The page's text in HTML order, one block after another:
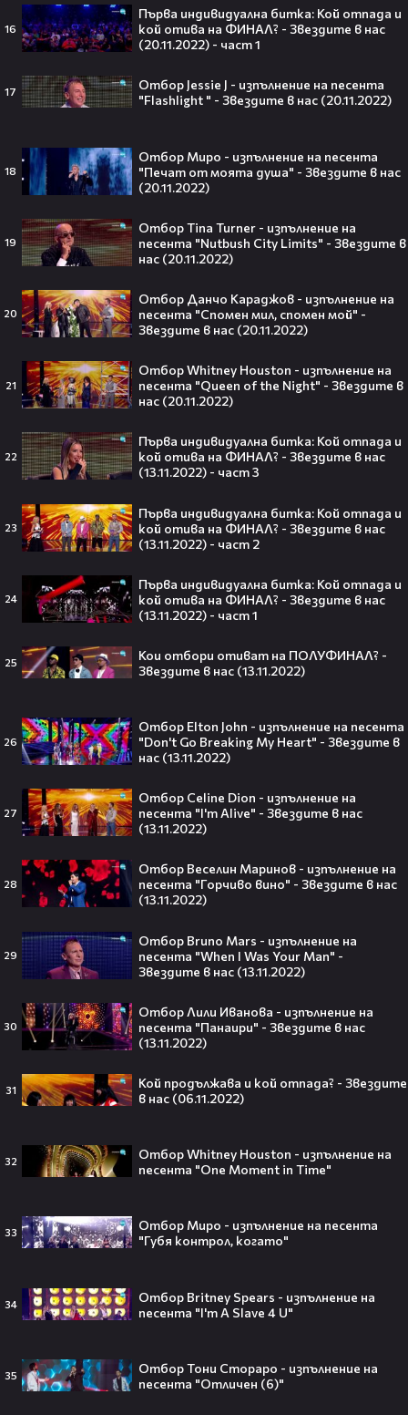
16
Първа индивидуална битка: Кой отпада и
кой отива на ФИНАЛ? - Звездите в нас
(20.11.2022) - част 1
17
Отбор Jessie J - изпълнение на песента
"Flashlight " - Звездите в нас (20.11.2022)
18
Отбор Миро - изпълнение на песента
"Печат от моята душа" - Звездите в нас
(20.11.2022)
19
Отбор Tina Turner - изпълнение на
песента "Nutbush City Limits" - Звездите в
нас (20.11.2022)
20
Отбор Данчо Караджов - изпълнение на
песента "Спомен мил, спомен мой" -
Звездите в нас (20.11.2022)
21
Отбор Whitney Houston - изпълнение на
песента "Queen of the Night" - Звездите в
нас (20.11.2022)
22
Първа индивидуална битка: Кой отпада и
кой отива на ФИНАЛ? - Звездите в нас
(13.11.2022) - част 3
23
Първа индивидуална битка: Кой отпада и
кой отива на ФИНАЛ? - Звездите в нас
(13.11.2022) - част 2
24
Първа индивидуална битка: Кой отпада и
кой отива на ФИНАЛ? - Звездите в нас
(13.11.2022) - част 1
25
Кои отбори отиват на ПОЛУФИНАЛ? -
Звездите в нас (13.11.2022)
26
Отбор Elton John - изпълнение на песента
"Don't Go Breaking My Heart" - Звездите в
нас (13.11.2022)
27
Отбор Celine Dion - изпълнение на
песента "I'm Alive" - Звездите в нас
(13.11.2022)
28
Отбор Веселин Маринов - изпълнение на
песента "Горчиво вино" - Звездите в нас
(13.11.2022)
29
Отбор Bruno Mars - изпълнение на
песента "When I Was Your Man" -
Звездите в нас (13.11.2022)
30
Отбор Лили Иванова - изпълнение на
песента "Панаири" - Звездите в нас
(13.11.2022)
31
Кой продължава и кой отпада? - Звездите
в нас (06.11.2022)
32
Отбор Whitney Houston - изпълнение на
песента "One Moment in Time"
33
Отбор Миро - изпълнение на песента
"Губя контрол, когато"
34
Отбор Britney Spears - изпълнение на
песента "I'm A Slave 4 U"
35
Отбор Тони Стораро - изпълнение на
песента "Отличен (6)"
„Спайдър-мен: Нов ден“ буквално
взриви кината у нас – ето защо
След Брадли Купър, Ирина Шейк
отново е влюбена? Новият мъж
до супермодела разпали лавина от
затвора? Новата дата вече е
факт!💥
свят! Кристиано Роналдо се жени!
💍🍾
Ариана Гранде изчезва?!
Всички я тананикат, но малцина
„Papaoutai“ всъщност не е изпят
от човек!
Елиът Пейдж разкри истинската
причина за трансформацията на
Травис Скот получи подарък
мечта от Холанд — всеки
„Ще се омъжиш ли за мен?“: Фен
предложи брак на Зендая, а тя
Кралят на YouTube – младоженец:
MrBeast се ожени!💍🥰